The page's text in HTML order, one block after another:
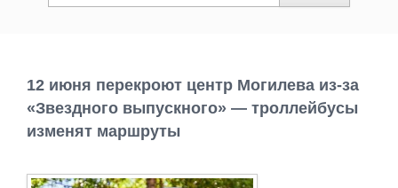
Новости
Работа
12 июня перекроют центр Могилева из-за
«Звездного выпускного» — троллейбусы
изменят маршруты